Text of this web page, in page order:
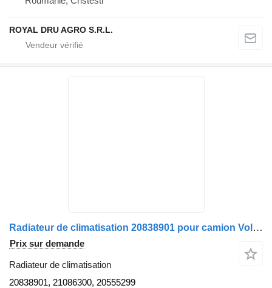
ROYAL DRU AGRO S.R.L.
Radiateur de climatisation 20838901 pour camion Volvo
Prix sur demande
Radiateur de climatisation
20838901, 21086300, 20555299